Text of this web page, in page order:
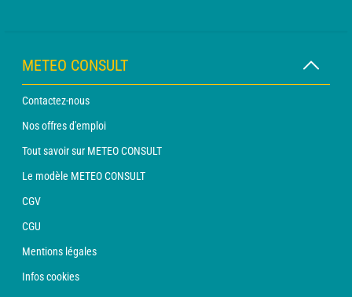
METEO CONSULT
Contactez-nous
Nos offres d'emploi
Tout savoir sur METEO CONSULT
Le modèle METEO CONSULT
CGV
CGU
Mentions légales
Infos cookies